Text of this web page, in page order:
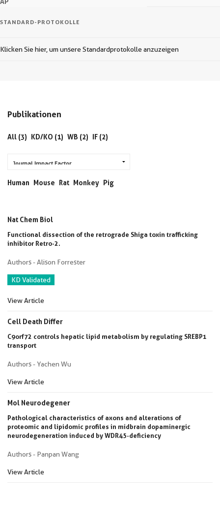
STANDARD-PROTOKOLLE
Klicken Sie hier, um unsere Standardprotokolle anzuzeigen
Publikationen
All (3) KD/KO (1) WB (2) IF (2)
Human Mouse Rat Monkey Pig
Nat Chem Biol
Functional dissection of the retrograde Shiga toxin trafficking
inhibitor Retro-2.
Authors - Alison Forrester
KD Validated
View Article
Cell Death Differ
C9orf72 controls hepatic lipid metabolism by regulating SREBP1
transport
Authors - Yachen Wu
View Article
Mol Neurodegener
Pathological characteristics of axons and alterations of
proteomic and lipidomic profiles in midbrain dopaminergic
neurodegeneration induced by WDR45-deficiency
Authors - Panpan Wang
View Article